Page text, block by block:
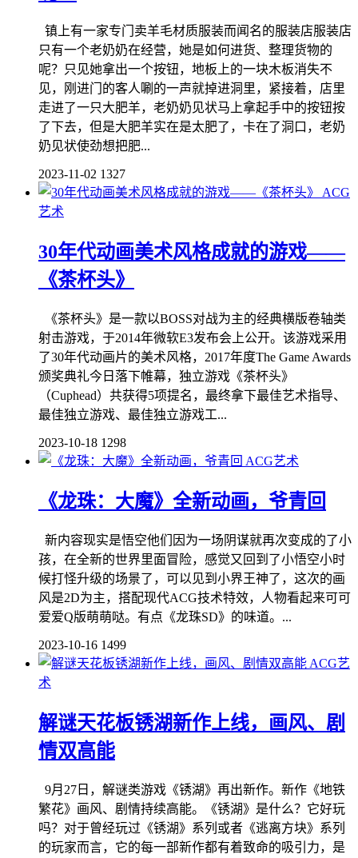
镇上有一家专门卖羊毛材质服装而闻名的服装店服装店
只有一个老奶奶在经营，她是如何进货、整理货物的
呢？只见她拿出一个按钮，地板上的一块木板消失不
见，刚进门的客人唰的一声就掉进洞里，紧接着，店里
走进了一只大肥羊，老奶奶见状马上拿起手中的按钮按
了下去，但是大肥羊实在是太肥了，卡在了洞口，老奶
奶见状使劲想把肥...
2023-11-02 1327
ACG
艺术
30年代动画美术风格成就的游戏——
《茶杯头》
《茶杯头》是一款以BOSS对战为主的经典横版卷轴类
射击游戏，于2014年微软E3发布会上公开。该游戏采用
了30年代动画片的美术风格，2017年度The Game Awards
颁奖典礼今日落下帷幕，独立游戏《茶杯头》
（Cuphead）共获得5项提名，最终拿下最佳艺术指导、
最佳独立游戏、最佳独立游戏工...
2023-10-18 1298
ACG艺术
《龙珠：大魔》全新动画，爷青回
新内容现实是悟空他们因为一场阴谋就再次变成的了小
孩，在全新的世界里面冒险，感觉又回到了小悟空小时
候打怪升级的场景了，可以见到小界王神了，这次的画
风是2D为主，搭配现代ACG技术特效，人物看起来可可
爱爱Q版萌萌哒。有点《龙珠SD》的味道。...
2023-10-16 1499
ACG艺
术
解谜天花板锈湖新作上线，画风、剧
情双高能
9月27日，解谜类游戏《锈湖》再出新作。新作《地铁
繁花》画风、剧情持续高能。《锈湖》是什么？它好玩
吗？对于曾经玩过《锈湖》系列或者《逃离方块》系列
的玩家而言，它的每一部新作都有着致命的吸引力，是